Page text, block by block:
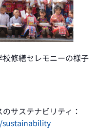
修繕セレモニーの様子
サステナビリティ：